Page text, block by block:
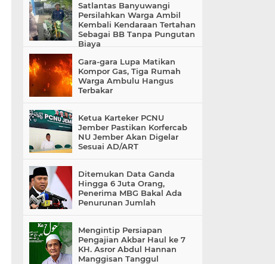
Satlantas Banyuwangi
Persilahkan Warga Ambil
Kembali Kendaraan Tertahan
Sebagai BB Tanpa Pungutan
Biaya
Gara-gara Lupa Matikan
Kompor Gas, Tiga Rumah
Warga Ambulu Hangus
Terbakar
Ketua Karteker PCNU
Jember Pastikan Korfercab
NU Jember Akan Digelar
Sesuai AD/ART
Ditemukan Data Ganda
Hingga 6 Juta Orang,
Penerima MBG Bakal Ada
Penurunan Jumlah
Mengintip Persiapan
Pengajian Akbar Haul ke 7
KH. Asror Abdul Hannan
Manggisan Tanggul